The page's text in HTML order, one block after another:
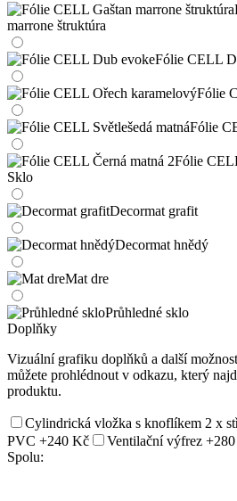
marrone štruktúra
Fólie CELL
Fólie
Fólie
Fólie
Sklo
Decormat grafit
Decormat hnědý
Mat dre
Průhledné sklo
Doplňky
Vizuální grafiku doplňků a další
můžete prohlédnout v odkazu, který
produktu.
Cylindrická vložka s knoflíkem 2 x
PVC +240 Kč Ventilační výfrez
Spolu: